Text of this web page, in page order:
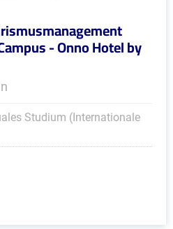
- Onno Hotel by
Studium (Internationale